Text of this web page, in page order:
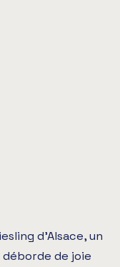
d’Alsace, un
de joie